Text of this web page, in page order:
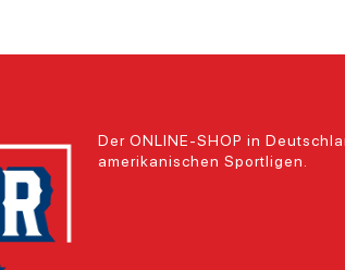
Der ONLINE-SHOP in
amerikanischen Sportligen.